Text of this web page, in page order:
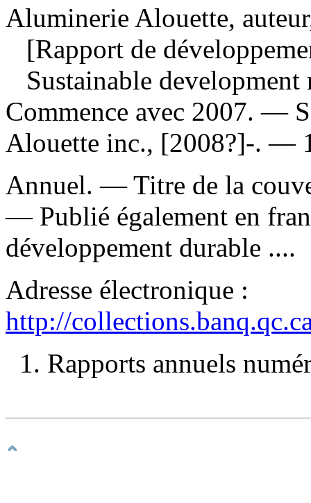
Aluminerie Alouette,
[Rapport de
Sustainable
Commence avec 2007. —
Alouette inc., [2008?]-. —
Annuel. — Titre de la
— Publié également en
développement durable ....
Adresse électronique :
http://
1. Rapports annuels